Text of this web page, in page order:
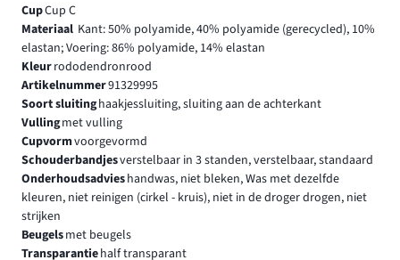
CupCup C
Materiaal Kant: 50% polyamide, 40% polyamide (gerecycled), 10%
elastan; Voering: 86% polyamide, 14% elastan
Kleurrododendronrood
Artikelnummer91329995
Soort sluitinghaakjessluiting, sluiting aan de achterkant
Vullingmet vulling
Cupvormvoorgevormd
Schouderbandjesverstelbaar in 3 standen, verstelbaar, standaard
Onderhoudsadvieshandwas, niet bleken, Was met dezelfde
kleuren, niet reinigen (cirkel - kruis), niet in de droger drogen, niet
strijken
Beugelsmet beugels
Transparantiehalf transparant